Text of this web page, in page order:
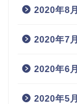
2020年8月
2020年7月
2020年6月
2020年5月